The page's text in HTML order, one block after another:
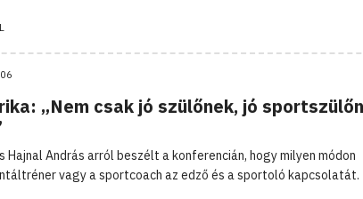
„Nem csak jó szülőnek, jó
Hajnal András arról beszélt a konferencián, hogy milyen módon
vagy a sportcoach az edző és a sportoló kapcsolatát.